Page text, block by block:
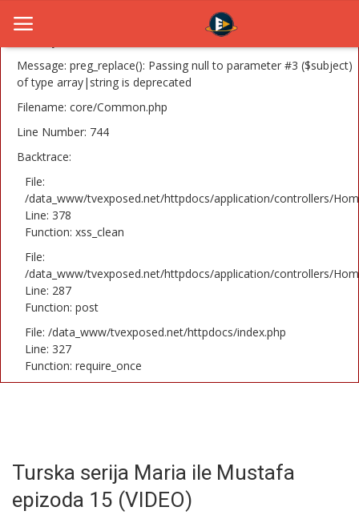
A PHP Error was encountered
Message: preg_replace(): Passing null to parameter #3 ($subject)
of type array|string is deprecated
Filename: core/Common.php
Line Number: 744
Backtrace:
File:
/data_www/tvexposed.net/httpdocs/application/controllers/
Line: 378
Function: xss_clean
File:
/data_www/tvexposed.net/httpdocs/application/controllers/
Line: 287
Function: post
File: /data_www/tvexposed.net/httpdocs/index.php
Line: 327
Function: require_once
Home
TV Serije
Filmovi
Glumci
Contact
Register
Turska serija Maria ile Mustafa
epizoda 15 (VIDEO)